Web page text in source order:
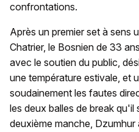
confrontations.
Après un premier set à sens
Chatrier, le Bosnien de 33
avec le soutien du public,
une température estivale, et
soudainement les fautes
les deux balles de break
deuxième manche,